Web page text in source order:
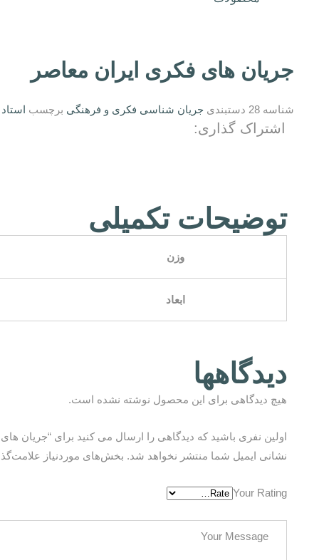
جریان های فکری ایران معاصر
شناسه 28 دستبندی جریان شناسی فکری و فرهنگی برچسب
اشتراک گذاری:
توضیحات تکمیلی
وزن
ابعاد
دیدگاهها
هیچ دیدگاهی برای این محصول نوشته نشده است.
اولین نفری باشید که دیدگاهی را ارسال می کنید برای “جریان
نشانی ایمیل شما منتشر نخواهد شد. بخش‌های موردنیاز
Your Rating